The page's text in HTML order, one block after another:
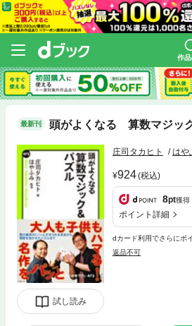
作
最新刊 頭がよくなる 算数マジッ
試し読み
庄司タカヒト はや
924(税込)
8pt獲得
ポイント詳細
dカード利用でさらにポ
返品不可